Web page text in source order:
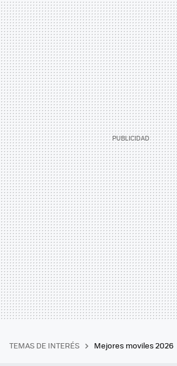
TEMAS DE INTERÉS Mejores moviles 2026